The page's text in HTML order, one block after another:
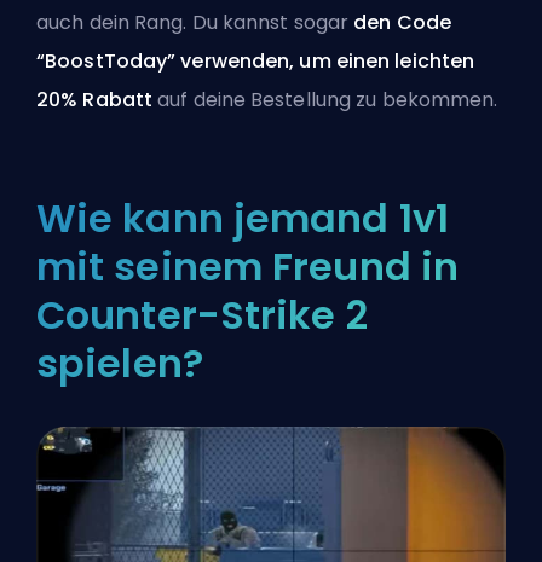
auch dein Rang. Du kannst sogar den Code
“BoostToday” verwenden, um einen leichten
20% Rabatt auf deine Bestellung zu bekommen.
Wie kann jemand 1v1
mit seinem Freund in
Counter-Strike 2
spielen?